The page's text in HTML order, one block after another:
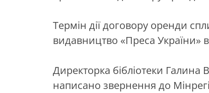
Термін дії договору оренди
видавництво «Преса України»
Директорка бібліотеки Галина
написано звернення до